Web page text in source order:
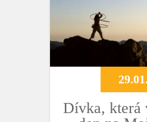
29.01.
Dívka, která